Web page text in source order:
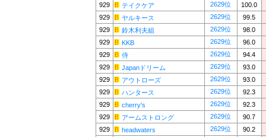
929
テイクケア 2629位
100.0
929
ヤルキース 2629位
99.5
929
鈴木利夫組 2629位
98.0
929
KKB 2629位
96.0
929
侍 2629位
94.4
929
Japanドリーム 2629位
93.0
929
アウトローズ 2629位
93.0
929
ハンタース 2629位
92.3
929
cherry's 2629位
92.3
929
アームストロング 2629位
90.7
929
headwaters 2629位
90.2